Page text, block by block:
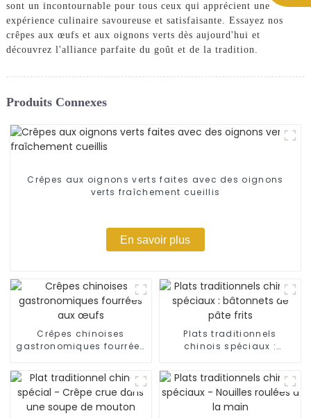
sont un incontournable pour tous ceux qui apprécient une
expérience culinaire savoureuse et satisfaisante. Essayez nos
crêpes aux œufs et aux oignons verts dès aujourd'hui et
découvrez l'alliance parfaite du goût et de la tradition.
Produits Connexes
Crêpes aux oignons verts faites avec des oignons
verts fraîchement cueillis
En savoir plus
Crêpes chinoises
gastronomiques fourrées
Plats traditionnels
chinois spéciaux :